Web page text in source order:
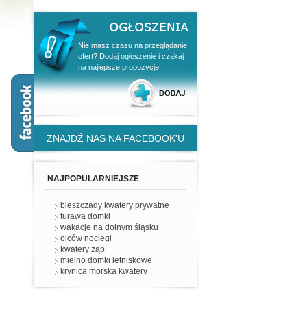
Nie masz czasu na przeglądanie
ofert? Dodaj ogłoszenie i czakaj
na najlepsze propozycje.
ZNAJDŹ NAS NA FACEBOOK'U
NAJPOPULARNIEJSZE
bieszczady kwatery prywatne
turawa domki
wakacje na dolnym śląsku
ojców noclegi
kwatery ząb
mielno domki letniskowe
krynica morska kwatery